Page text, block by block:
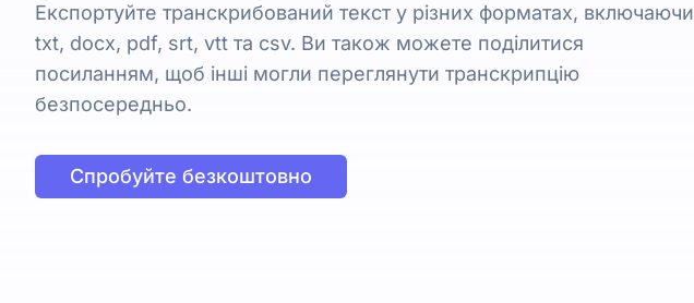
Експортуйте транскрибований текст у різних форматах, включаючи
txt, docx, pdf, srt, vtt та csv. Ви також можете поділитися
посиланням, щоб інші могли переглянути транскрипцію
безпосередньо.
Спробуйте безкоштовно